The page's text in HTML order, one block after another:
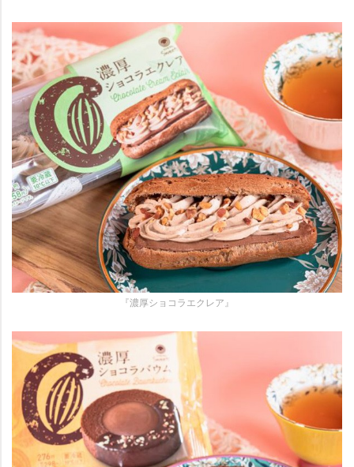
『濃厚ショコラエクレア』